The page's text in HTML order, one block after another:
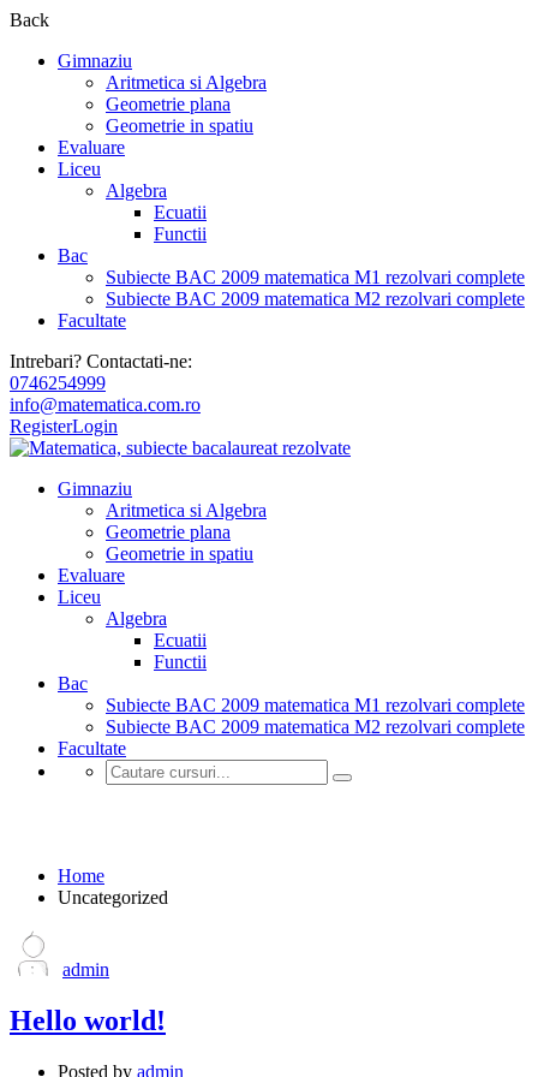
Back
Gimnaziu
Aritmetica si Algebra
Geometrie plana
Geometrie in spatiu
Evaluare
Liceu
Algebra
Ecuatii
Functii
Bac
Subiecte BAC 2009 matematica M1 rezolvari complete
Subiecte BAC 2009 matematica M2 rezolvari complete
Facultate
Intrebari? Contactati-ne:
0746254999
info@matematica.com.ro
RegisterLogin
Gimnaziu
Aritmetica si Algebra
Geometrie plana
Geometrie in spatiu
Evaluare
Liceu
Algebra
Ecuatii
Functii
Bac
Subiecte BAC 2009 matematica M1 rezolvari complete
Subiecte BAC 2009 matematica M2 rezolvari complete
Facultate
Home
Uncategorized
admin
Hello world!
Posted by admin